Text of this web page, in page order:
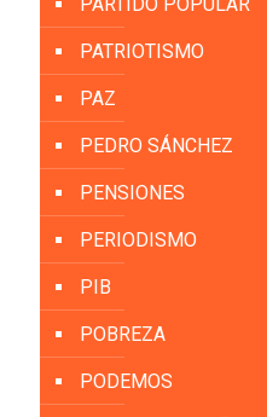
PATRIOTISMO
PAZ
PEDRO SÁNCHEZ
PENSIONES
PERIODISMO
PIB
POBREZA
PODEMOS